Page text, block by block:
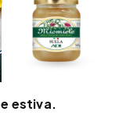
estiva.